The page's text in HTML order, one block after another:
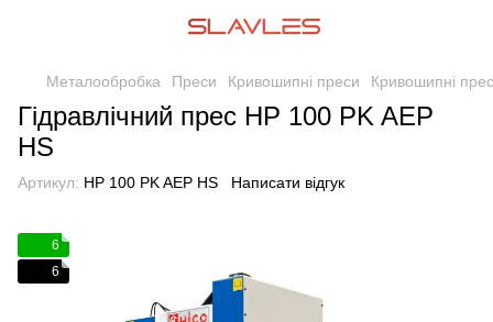
Металообробка Преси Кривошипні преси Кривошипні
Гідравлічний прес HP 100 PK AEP
HS
Артикул: HP 100 PK AEP HS Написати відгук
6
6